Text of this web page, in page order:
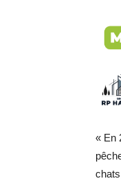
« En